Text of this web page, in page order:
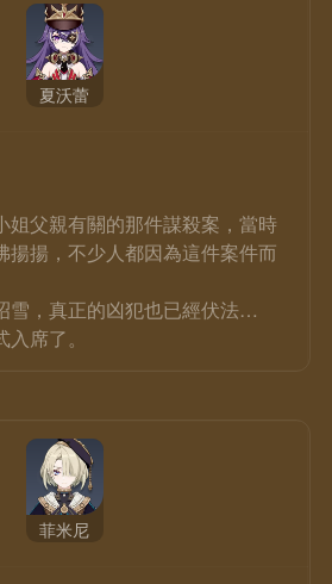
夏沃蕾
姐父親有關的那件謀殺案，當時
揚揚，不少人都因為這件案件而
雪，真正的凶犯也已經伏法…
席了。
菲米尼